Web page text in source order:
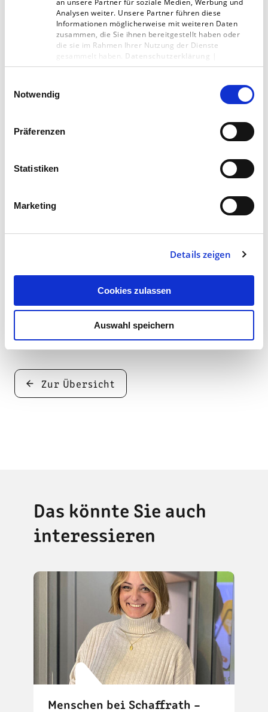
Analysen weiter. Unsere Partner führen diese
Informationen möglicherweise mit weiteren Daten
zusammen, die Sie ihnen bereitgestellt haben oder
die sie im Rahmen Ihrer Nutzung der Dienste
gesammelt haben. Datenschutzerklärung
Impressum
Notwendig
Präferenzen
Statistiken
Marketing
Details zeigen
Cookies zulassen
Auswahl speichern
Maja hat 10 Meeting-Regeln eingeführt,
und ist damit unsere Meetingpolizei
Lernen Sie das Schaffrath Team
Zur Übersicht
Das könnte Sie auch
interessieren
Menschen bei Schaffrath –